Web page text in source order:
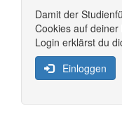
Damit der
Cookies auf
Login erklärst du
Einloggen